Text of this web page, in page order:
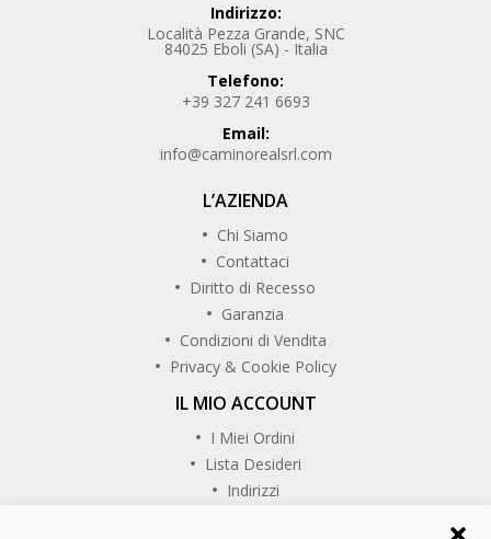
Indirizzo:
Località Pezza Grande, SNC
84025 Eboli (SA) - Italia
Telefono:
+39 327 241 6693
Email:
info@caminorealsrl.com
L’AZIENDA
Chi Siamo
Contattaci
Diritto di Recesso
Garanzia
Condizioni di Vendita
Privacy & Cookie Policy
IL MIO ACCOUNT
I Miei Ordini
Lista Desideri
Indirizzi